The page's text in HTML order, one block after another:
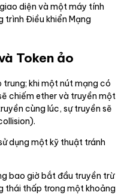
diện và một máy tính
trình Điều khiển Mạng
Token ảo
khi một nút mạng có
chiếm ether và truyền một
cùng lúc, sự truyền sẽ
dụng một kỹ thuật tránh
bao giờ bắt đầu truyền trừ
thái thấp trong một khoảng